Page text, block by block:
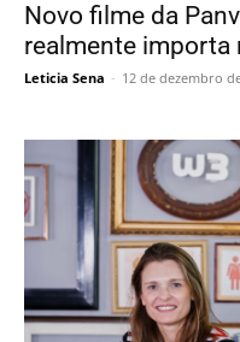
Novo filme da
realmente importa
Leticia Sena - 12 de dezembro